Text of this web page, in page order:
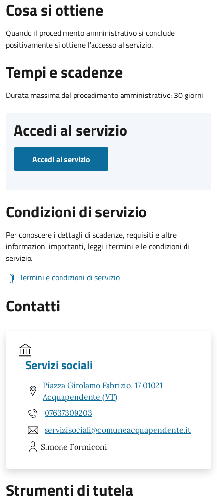
Cosa si ottiene
Quando il procedimento amministrativo si conclude
positivamente si ottiene l'accesso al servizio.
Tempi e scadenze
Durata massima del procedimento amministrativo: 30 giorni
Accedi al servizio
Accedi al servizio
Condizioni di servizio
Per conoscere i dettagli di scadenze, requisiti e altre
informazioni importanti, leggi i termini e le condizioni di
servizio.
Termini e condizioni di servizio
Contatti
Servizi sociali
Piazza Girolamo Fabrizio, 17 01021
Acquapendente (VT)
07637309203
servizisociali@comuneacquapendente.it
Simone Formiconi
Strumenti di tutela